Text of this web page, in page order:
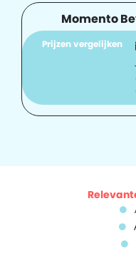
Momento
Prijzen vergelijken